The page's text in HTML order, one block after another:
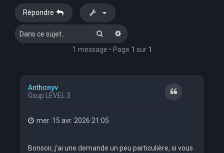
Répondre
RechercherRecherche avancée
1 message • Page 1 sur 1
Anthonyv
Gsup LEVEL 3
Citation
mer. 15 avr. 2026 21:05
Bonsoir, j'ai une demande un peu particulière, si vous